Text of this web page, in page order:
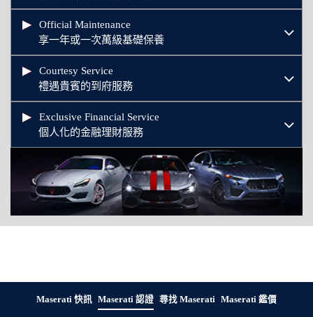
Official Maintenance
享一年或一次萬級基礎保養
Courtesy Service
禮遇貴賓的到府服務
Exclusive Financial Service
個人化的金融理財服務
Maserati 快訊 Maserati 認證 尋找 Maserati Maserati 鑑價